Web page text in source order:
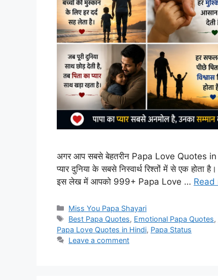
अगर आप सबसे बेहतरीन Papa Love Quotes in
प्यार दुनिया के सबसे निस्वार्थ रिश्तों में से एक
इस लेख में आपको 999+ Papa Love … Read
Categories
Miss You Papa Shayari
Tags
Best Papa Quotes, Emotional Papa Quotes,
Papa Love Quotes in Hindi, Papa Status
Leave a comment